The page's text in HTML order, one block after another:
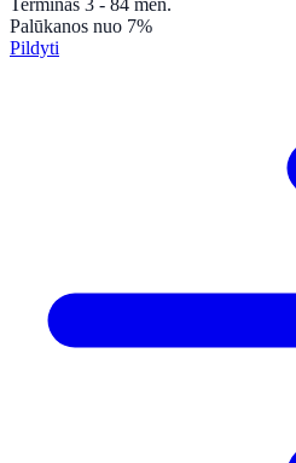
Palūkanos nuo 7%
Pildyti